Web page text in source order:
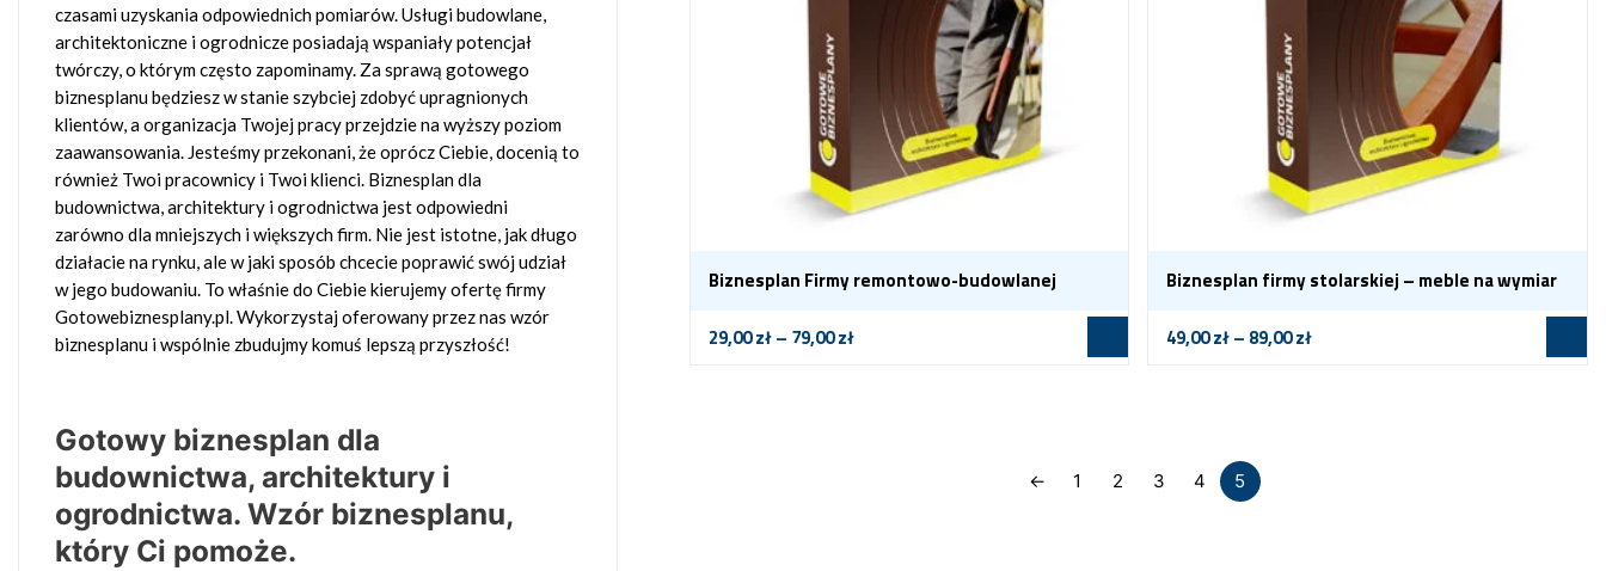
czasami uzyskania odpowiednich pomiarów. Usługi budowlane,
architektoniczne i ogrodnicze posiadają wspaniały potencjał
twórczy, o którym często zapominamy. Za sprawą gotowego
biznesplanu będziesz w stanie szybciej zdobyć upragnionych
klientów, a organizacja Twojej pracy przejdzie na wyższy poziom
zaawansowania. Jesteśmy przekonani, że oprócz Ciebie, docenią to
również Twoi pracownicy i Twoi klienci. Biznesplan dla
budownictwa, architektury i ogrodnictwa jest odpowiedni
zarówno dla mniejszych i większych firm. Nie jest istotne, jak długo
działacie na rynku, ale w jaki sposób chcecie poprawić swój udział
w jego budowaniu. To właśnie do Ciebie kierujemy ofertę firmy
Gotowebiznesplany.pl. Wykorzystaj oferowany przez nas wzór
biznesplanu i wspólnie zbudujmy komuś lepszą przyszłość!
Gotowy biznesplan dla
budownictwa, architektury i
ogrodnictwa. Wzór biznesplanu,
który Ci pomoże.
Biznesplan Firmy remontowo-budowlanej
29,00zł– 79,00zł
Biznesplan firmy stolarskiej – meble na wymiar
49,00zł– 89,00zł
← 1 2 3 4 5